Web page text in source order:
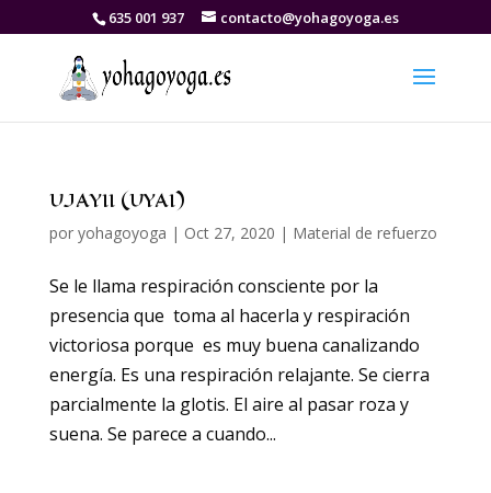
635 001 937 contacto@yohagoyoga.es
UJAYII (UYAI)
por yohagoyoga | Oct 27, 2020 | Material de refuerzo
Se le llama respiración consciente por la
presencia que toma al hacerla y respiración
victoriosa porque es muy buena canalizando
energía. Es una respiración relajante. Se cierra
parcialmente la glotis. El aire al pasar roza y
suena. Se parece a cuando...